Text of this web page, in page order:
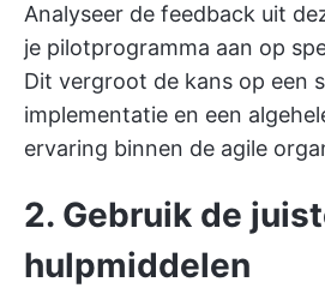
Analyseer de feedback uit
je pilotprogramma aan op
Dit vergroot de kans op een
implementatie en een
ervaring binnen de agile
2. Gebruik de
hulpmiddelen